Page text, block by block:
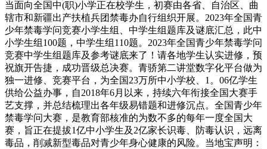
当面向全国中(职)小学正在校学生，初赛由各省、自治区、曲
辖市和新疆出产扶植兵团禁毒办自行组织开展。2023年全国青
少年禁毒学问竞赛小学生组、中学生组题库及谜底汇总，此中
小学生组100题，中学生组110题。2023年全国青少年禁毒学问
竞赛中学生组题库及参考谜底来了！请各地学生认实进修，预
祝旗开告捷，成功晋级总决赛。青骄第二讲堂数字化平台做为
独一进修、竞赛平台，为全国23万所中小学校、1。06亿学生
供给公益办事，自2018年6月以来，持续六年衔接全国大赛手
艺支撑，并总结梳理出各年级易错题和进修沉点。全国青少年
禁毒学问大赛，是教育部核准的为数不多的每年一度全国大
赛，旨正在提拔1亿中小学生及2亿家长识毒、防毒认识，远离
毒品，削减新型毒品对青少年身心健康的风险。当地宝声明：